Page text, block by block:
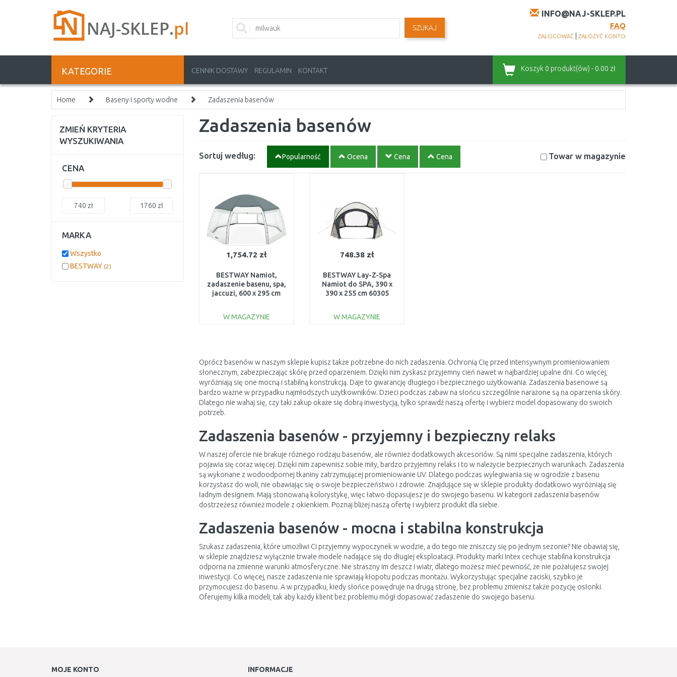
INFO@NAJ-SKLEP.PL
FAQ
ZALOGOWAĆ ZAŁOŻYĆ KONTO
SZUKAJ
KATEGORIE CENNIK DOSTAWY REGULAMIN KONTAKT Koszyk 0 produkt(ów) - 0.00 zł
Home Baseny i sporty wodne Zadaszenia basenów
Zadaszenia basenów
Sortuj według: Popularność Ocena Cena Cena Towar w magazynie
1,754.72 zł
BESTWAY Namiot,
zadaszenie basenu, spa,
jaccuzi, 600 x 295 cm
W MAGAZYNIE
748.38 zł
BESTWAY Lay-Z-Spa
Namiot do SPA, 390 x
390 x 255 cm 60305
W MAGAZYNIE
Oprócz basenów w naszym sklepie kupisz także potrzebne do nich zadaszenia. Ochronią Cię przed intensywnym promieniowaniem
słonecznym, zabezpieczając skórę przed oparzeniem. Dzięki nim zyskasz przyjemny cień nawet w najbardziej upalne dni. Co więcej,
wyróżniają się one mocną i stabilną konstrukcją. Daje to gwarancję długiego i bezpiecznego użytkowania. Zadaszenia basenowe są
bardzo ważne w przypadku najmłodszych użytkowników. Dzieci podczas zabaw na słońcu szczególnie narażone są na oparzenia skóry.
Dlatego nie wahaj się, czy taki zakup okaże się dobrą inwestycją, tylko sprawdź naszą ofertę i wybierz model dopasowany do swoich
potrzeb.
Zadaszenia basenów - przyjemny i bezpieczny relaks
W naszej ofercie nie brakuje różnego rodzaju basenów, ale również dodatkowych akcesoriów. Są nimi specjalne zadaszenia, których
pojawia się coraz więcej. Dzięki nim zapewnisz sobie miły, bardzo przyjemny relaks i to w należycie bezpiecznych warunkach. Zadaszenia
są wykonane z wodoodpornej tkaniny zatrzymującej promieniowanie UV. Dlatego podczas wylegiwania się w ogrodzie z basenu
korzystasz do woli, nie obawiając się o swoje bezpieczeństwo i zdrowie. Znajdujące się w sklepie produkty dodatkowo wyróżniają się
ładnym designem. Mają stonowaną kolorystykę, więc łatwo dopasujesz je do swojego basenu. W kategorii zadaszenia basenów
dostrzeżesz również modele z okienkiem. Poznaj bliżej naszą ofertę i wybierz produkt dla siebie.
Zadaszenia basenów - mocna i stabilna konstrukcja
Szukasz zadaszenia, które umożliwi Ci przyjemny wypoczynek w wodzie, a do tego nie zniszczy się po jednym sezonie? Nie obawiaj się,
w sklepie znajdziesz wyłącznie trwałe modele nadające się do długiej eksploatacji. Produkty marki Intex cechuje stabilna konstrukcja
odporna na zmienne warunki atmosferyczne. Nie straszny im deszcz i wiatr, dlatego możesz mieć pewność, że nie pożałujesz swojej
inwestycji. Co więcej, nasze zadaszenia nie sprawiają kłopotu podczas montażu. Wykorzystując specjalne zaciski, szybko je
przymocujesz do basenu. A w przypadku, kiedy słońce powędruje na drugą stronę, bez problemu zmienisz także pozycję osłonki.
Oferujemy kilka modeli, tak aby każdy klient bez problemu mógł dopasować zadaszenie do swojego basenu.
ZMIEŃ KRYTERIA
WYSZUKIWANIA
CENA
740 zł 1760 zł
MARKA
Wszystko
BESTWAY (2)
MOJE KONTO INFORMACJE